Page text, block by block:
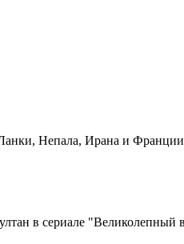
Непала, Ирана и
в сериале "Великолепный